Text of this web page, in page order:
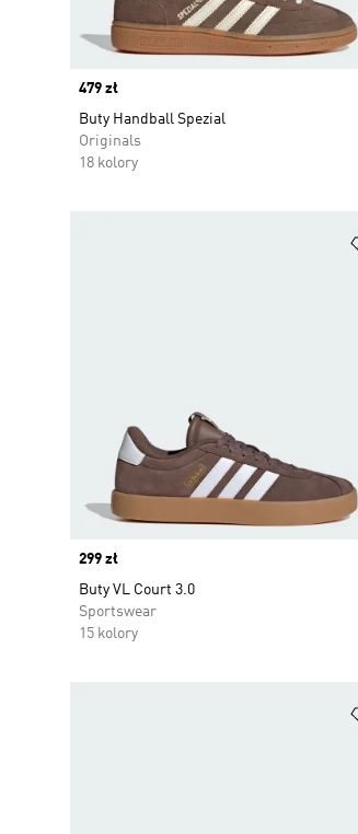
Price
479 zł
Buty Handball Spezial
Originals
18 kolory
Price
299 zł
Buty VL Court 3.0
Sportswear
15 kolory